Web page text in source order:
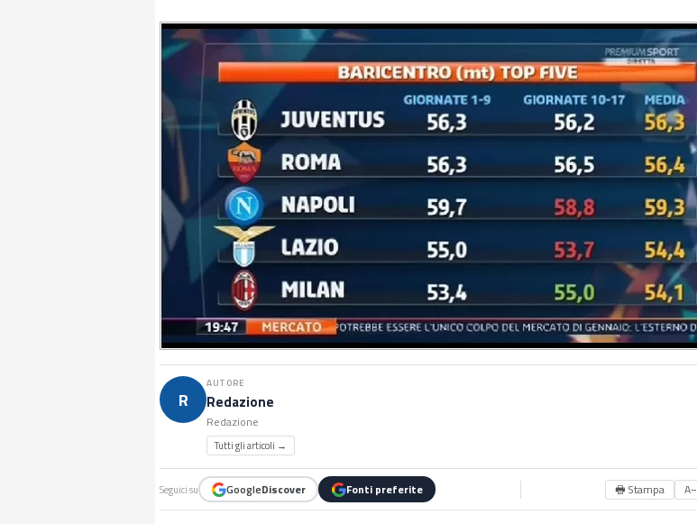
R
AUTORE
Redazione
Redazione
Tutti gli articoli →
Seguici su GoogleDiscover Fonti preferite 🖶 Stampa A−